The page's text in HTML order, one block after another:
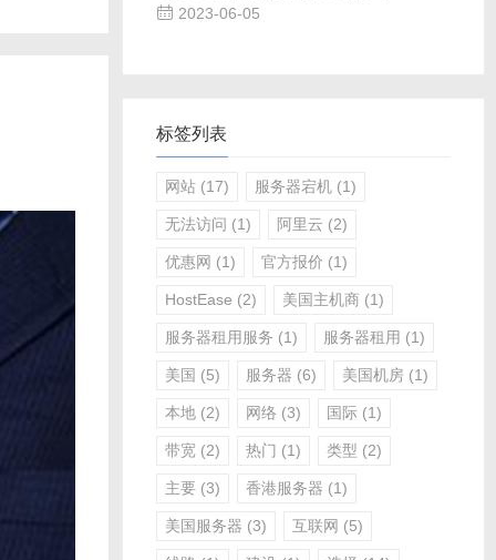
 2023-06-05
标签列表
网站 (17) 服务器宕机 (1)
无法访问 (1) 阿里云 (2)
优惠网 (1) 官方报价 (1)
HostEase (2) 美国主机商 (1)
服务器租用服务 (1) 服务器租用 (1)
美国 (5) 服务器 (6) 美国机房 (1)
本地 (2) 网络 (3) 国际 (1)
带宽 (2) 热门 (1) 类型 (2)
主要 (3) 香港服务器 (1)
美国服务器 (3) 互联网 (5)